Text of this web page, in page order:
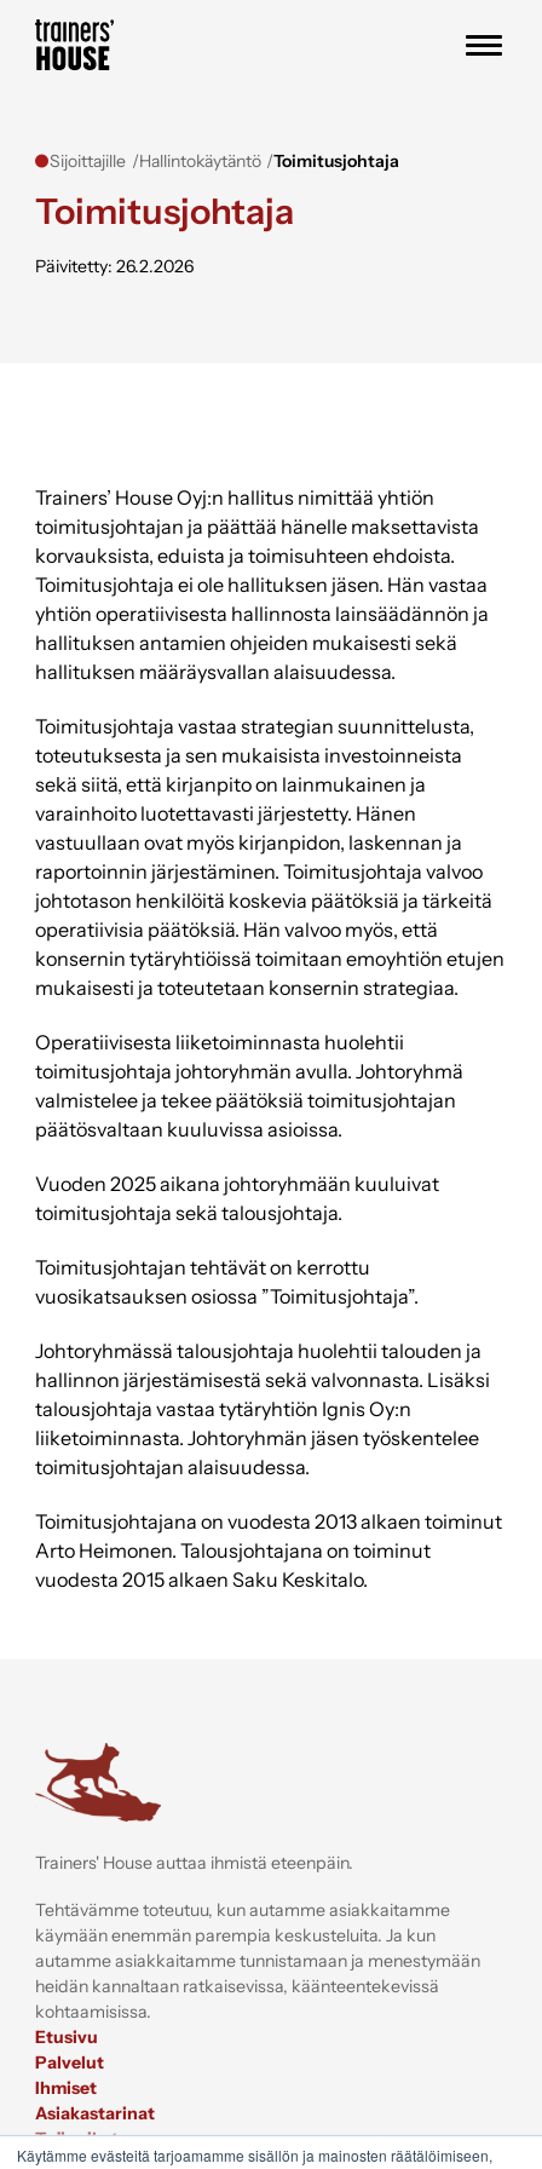
Käytämme evästeitä tarjoamamme sisällön ja mainosten räätälöimiseen,
Siirry sisältöön
Trainers' House
Sijoittajille Hallintokäytäntö Toimitusjohtaja
Toimitusjohtaja
Päivitetty: 26.2.2026
Trainers’ House Oyj:n hallitus nimittää yhtiön
toimitusjohtajan ja päättää hänelle maksettavista
korvauksista, eduista ja toimisuhteen ehdoista.
Toimitusjohtaja ei ole hallituksen jäsen. Hän vastaa
yhtiön operatiivisesta hallinnosta lainsäädännön ja
hallituksen antamien ohjeiden mukaisesti sekä
hallituksen määräysvallan alaisuudessa.
Toimitusjohtaja vastaa strategian suunnittelusta,
toteutuksesta ja sen mukaisista investoinneista
sekä siitä, että kirjanpito on lainmukainen ja
varainhoito luotettavasti järjestetty. Hänen
vastuullaan ovat myös kirjanpidon, laskennan ja
raportoinnin järjestäminen. Toimitusjohtaja valvoo
johtotason henkilöitä koskevia päätöksiä ja tärkeitä
operatiivisia päätöksiä. Hän valvoo myös, että
konsernin tytäryhtiöissä toimitaan emoyhtiön etujen
mukaisesti ja toteutetaan konsernin strategiaa.
Operatiivisesta liiketoiminnasta huolehtii
toimitusjohtaja johtoryhmän avulla. Johtoryhmä
valmistelee ja tekee päätöksiä toimitusjohtajan
päätösvaltaan kuuluvissa asioissa.
Vuoden 2025 aikana johtoryhmään kuuluivat
toimitusjohtaja sekä talousjohtaja.
Toimitusjohtajan tehtävät on kerrottu
vuosikatsauksen osiossa ”Toimitusjohtaja”.
Johtoryhmässä talousjohtaja huolehtii talouden ja
hallinnon järjestämisestä sekä valvonnasta. Lisäksi
talousjohtaja vastaa tytäryhtiön Ignis Oy:n
liiketoiminnasta. Johtoryhmän jäsen työskentelee
toimitusjohtajan alaisuudessa.
Toimitusjohtajana on vuodesta 2013 alkaen toiminut
Arto Heimonen. Talousjohtajana on toiminut
vuodesta 2015 alkaen Saku Keskitalo.
Trainers' House
Trainers' House auttaa ihmistä eteenpäin.
Tehtävämme toteutuu, kun autamme asiakkaitamme
käymään enemmän parempia keskusteluita. Ja kun
autamme asiakkaitamme tunnistamaan ja menestymään
heidän kannaltaan ratkaisevissa, käänteentekevissä
kohtaamisissa.
Etusivu
Palvelut
Ihmiset
Asiakastarinat
Työpaikat
Sijoittajat